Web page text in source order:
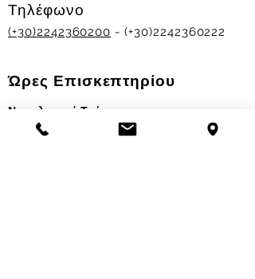
Τηλέφωνο
(+30)2242360200 - (+30)2242360222
Ώρες Επισκεπτηρίου
Νοσηλευτικά Τμήματα
Χειμερινό ωράριο: 11.00-13.00
17.30-19.30